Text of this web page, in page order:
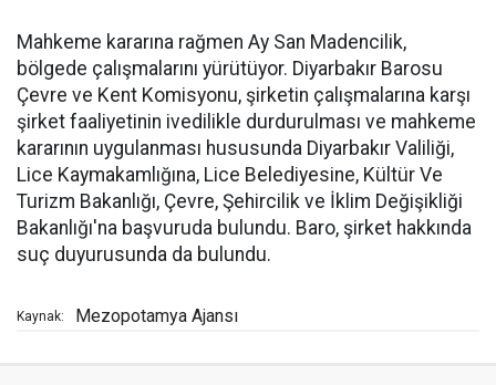
Mahkeme kararına rağmen Ay San Madencilik,
bölgede çalışmalarını yürütüyor. Diyarbakır Barosu
Çevre ve Kent Komisyonu, şirketin çalışmalarına karşı
şirket faaliyetinin ivedilikle durdurulması ve mahkeme
kararının uygulanması hususunda Diyarbakır Valiliği,
Lice Kaymakamlığına, Lice Belediyesine, Kültür Ve
Turizm Bakanlığı, Çevre, Şehircilik ve İklim Değişikliği
Bakanlığı'na başvuruda bulundu. Baro, şirket hakkında
suç duyurusunda da bulundu.
Kaynak: Mezopotamya Ajansı